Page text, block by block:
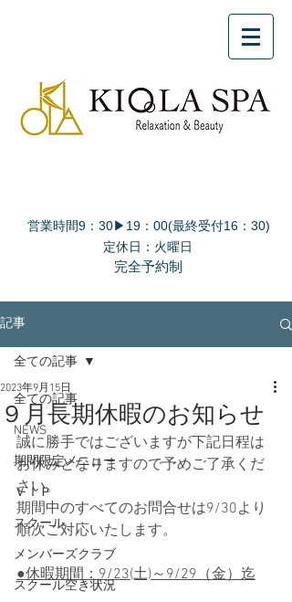
営業時間9：30▶19：00(最終受付16：30)
定休日：火曜日
完全予約制
記事
全ての記事
NEWS
期間限定メニュー
ＶＩＰ
スクール
メンバーズクラブ
スクール空き状況
全ての記事
９月長期休暇のお知らせ
2023年9月15日
誠に勝手ではございますが下記日程は
お休みとなりますので予めご了承くだ
さい。
期間中のすべてのお問合せは9/30より
順次ご対応いたします。
●休暇期間：9/23(土)～9/29（金）迄